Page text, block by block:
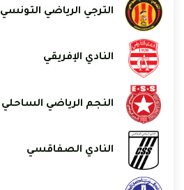
الترجي الرياضي التونسي
النادي الإفريقي
النجم الرياضي الساحلي
النادي الصفاقسي